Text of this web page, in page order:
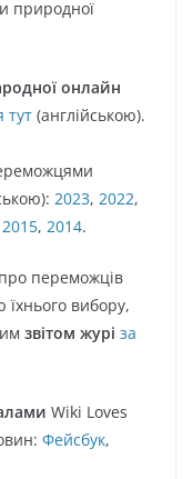
природної
онлайн
тут (англійською).
2023, 2022,
2015, 2014.
переможців
їхнього вибору,
звітом журі за
Wiki Loves
Фейсбук,